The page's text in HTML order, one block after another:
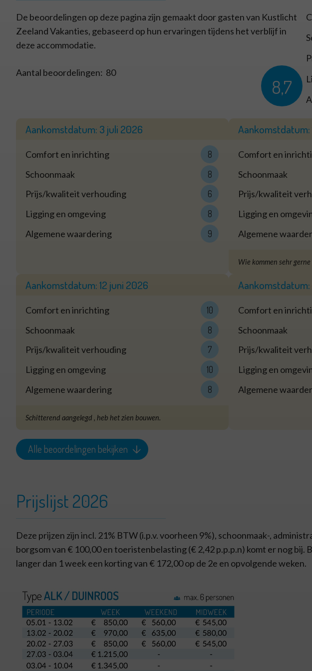
De beoordelingen op deze pagina zijn gemaakt door gasten van Kustlicht
Zeeland Vakanties, gebaseerd op hun ervaringen tijdens het verblijf in
deze accommodatie.
Aantal beoordelingen:
8,7
80
Aankomstdatum: 3 juli 2026
Comfort en inrichting
8
Schoonmaak
8
Prijs/kwaliteit verhouding
6
Ligging en omgeving
8
Algemene waardering
9
Aankomstdatum:
Comfort en
Schoonmaak
Prijs/kwaliteit
Ligging en
Algemene
Wie kommen sehr
Aankomstdatum:12 juni 2026
Comfort en inrichting
10
Schoonmaak
8
Prijs/kwaliteit verhouding
7
Ligging en omgeving
10
Algemene waardering
8
Schitterend aangelegd , heb het zien bouwen.
Aankomstdatum:
Comfort en
Schoonmaak
Prijs/kwaliteit
Ligging en
Algemene
Alle beoordelingen bekijken
Prijslijst 2026
Deze prijzen zijn incl. 21% BTW (i.p.v. voorheen 9%), schoonmaak-,
borgsom van € 100,00 en toeristenbelasting (€ 2,42 p.p.p.n) komt er nog bij.
langer dan 1 week een korting van € 172,00 op de 2e en opvolgende weken.